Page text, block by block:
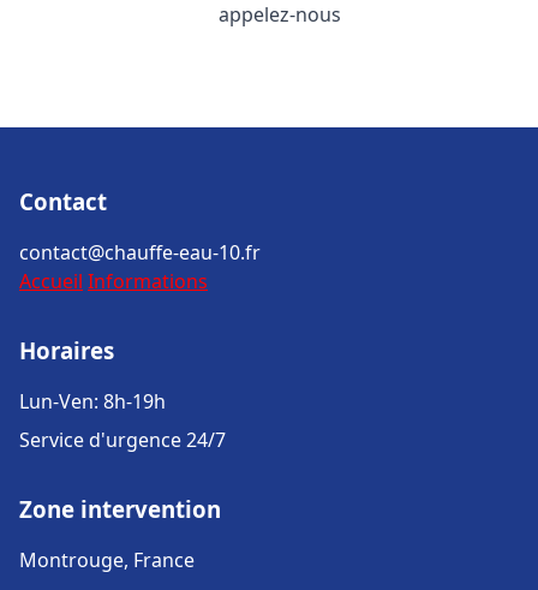
appelez-nous
Contact
contact@chauffe-eau-10.fr
Accueil Informations
Horaires
Lun-Ven: 8h-19h
Service d'urgence 24/7
Zone intervention
Montrouge, France